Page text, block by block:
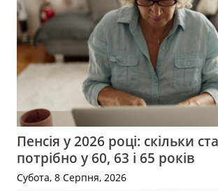
Пенсія у 2026 році: скільки
потрібно у 60, 63 і 65 років
Субота, 8 Серпня, 2026